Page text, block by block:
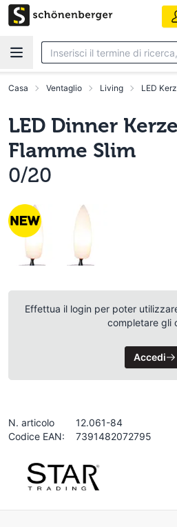
Vai al contenuto principale
Casa Ventaglio Living LED
LED Dinner
Flamme Slim
0/20
Effettua il login per poter
completare gli
Accedi
N. articolo
12.061-84
Codice EAN:
7391482072795